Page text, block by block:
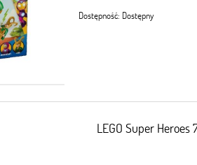
Dostępność: Dostępny
LEGO Super